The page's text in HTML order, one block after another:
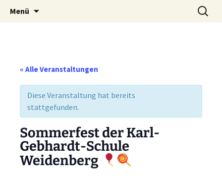
Tierhilfe
Weidenberg und Umgebung e.V.
Menü
Suchen
nach:
« Alle Veranstaltungen
Diese Veranstaltung hat bereits
stattgefunden.
Sommerfest der Karl-
Gebhardt-Schule
Weidenberg